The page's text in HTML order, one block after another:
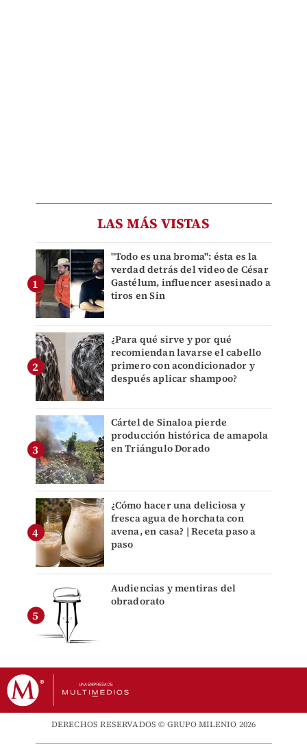
LAS MÁS VISTAS
"Todo es una broma": ésta es la
verdad detrás del video de César
Gastélum, influencer asesinado a
tiros en Sin
¿Para qué sirve y por qué
recomiendan lavarse el cabello
primero con acondicionador y
después aplicar shampoo?
Cártel de Sinaloa pierde
producción histórica de amapola
en Triángulo Dorado
¿Cómo hacer una deliciosa y
fresca agua de horchata con
avena, en casa? | Receta paso a
paso
Audiencias y mentiras del
obradorato
DERECHOS RESERVADOS © GRUPO MILENIO 2026